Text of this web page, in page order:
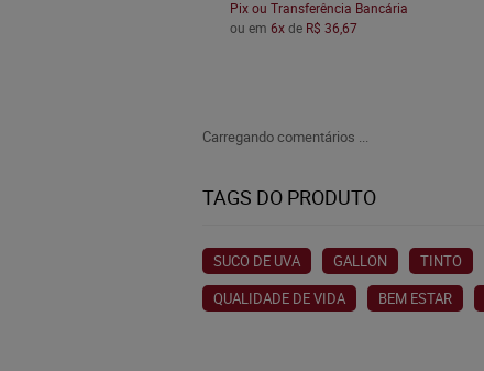
Pix ou Transferência Bancária
ou em 6xde R$ 36,67
Carregando comentários ...
TAGS DO PRODUTO
SUCO DE UVA GALLON TINTO
QUALIDADE DE VIDA
BEM ESTAR